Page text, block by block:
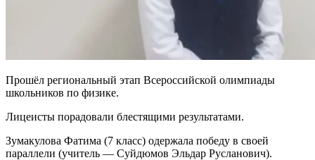
Прошёл региональный этап Всероссийской олимпиады
школьников по физике.
Лицеисты порадовали блестящими результатами.
Зумакулова Фатима (7 класс) одержала победу в своей
параллели (учитель — Суйдюмов Эльдар Русланович).